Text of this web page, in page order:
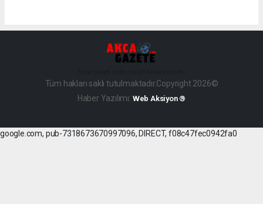
Tüm hakları saklı tutulmaktadır.Copyright 2026©
Haber Yazılımı: Web Aksiyon ®
google.com, pub-7318673670997096, DIRECT, f08c47fec0942fa0